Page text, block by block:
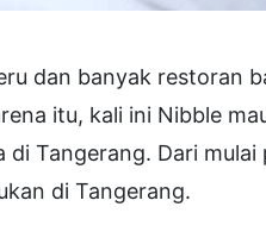
dan banyak restoran
itu, kali ini Nibble
Tangerang. Dari mulai
di Tangerang.